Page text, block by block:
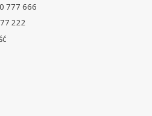
777 666
222